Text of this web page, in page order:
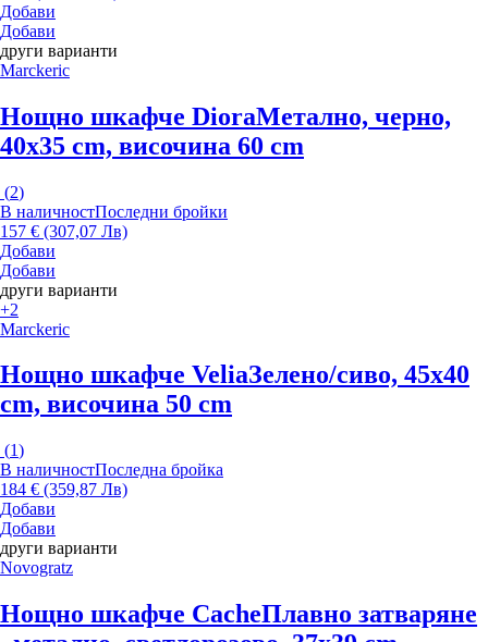
Добави
Добави
други варианти
Marckeric
Нощно шкафче DioraМетално, черно,
40x35 cm, височина 60 cm
(2)
В наличностПоследни бройки
157 € (307,07 Лв)
Добави
Добави
други варианти
+2
Marckeric
Нощно шкафче VeliaЗелено/сиво, 45x40
cm, височина 50 cm
(1)
В наличностПоследна бройка
184 € (359,87 Лв)
Добави
Добави
други варианти
Novogratz
Нощно шкафче CacheПлавно затваряне